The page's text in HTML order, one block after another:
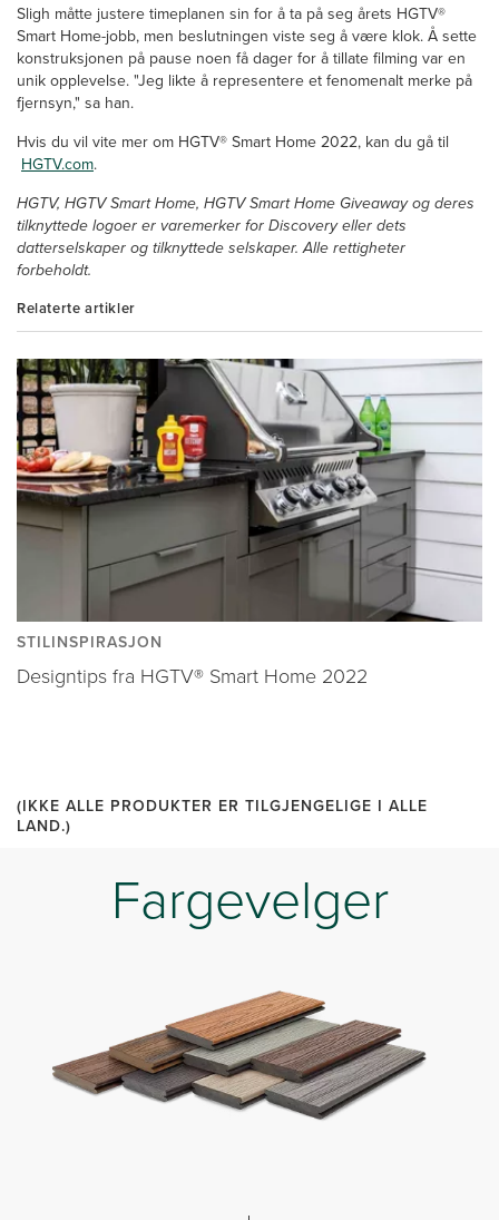
Sligh måtte justere timeplanen sin for å ta på seg årets HGTV®
Smart Home-jobb, men beslutningen viste seg å være klok. Å sette
konstruksjonen på pause noen få dager for å tillate filming var en
unik opplevelse. "Jeg likte å representere et fenomenalt merke på
fjernsyn," sa han.
Hvis du vil vite mer om HGTV® Smart Home 2022, kan du gå til
HGTV.com.
HGTV, HGTV Smart Home, HGTV Smart Home Giveaway og deres
tilknyttede logoer er varemerker for Discovery eller dets
datterselskaper og tilknyttede selskaper. Alle rettigheter
forbeholdt.
Relaterte artikler
STILINSPIRASJON
Designtips fra HGTV® Smart Home 2022
(IKKE ALLE PRODUKTER ER TILGJENGELIGE I ALLE
LAND.)
Fargevelger